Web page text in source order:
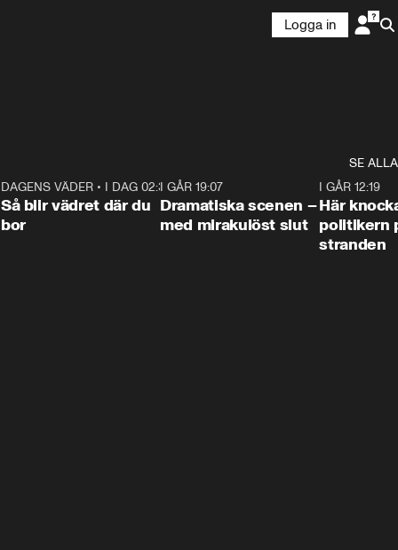
Logga in
SE ALLA
1:06
DAGENS VÄDER• I DAG 02:30
Så blir vädret där du
bor
I GÅR 19:07
Dramatiska scenen –
med mirakulöst slut
I GÅR 12:19
Här
politikern
stranden